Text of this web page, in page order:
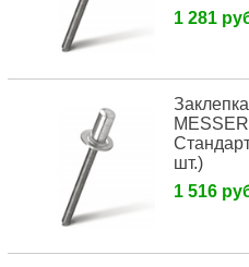
1 281
шт.)
1 516